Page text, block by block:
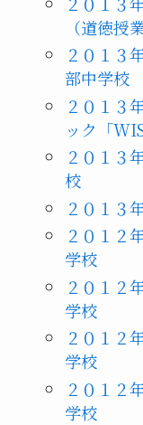
（道徳授
２０１３
部中学校
２０１３
ック「
２０１３
校
２０１３
２０１２
学校
２０１２
学校
２０１２
学校
２０１２
学校